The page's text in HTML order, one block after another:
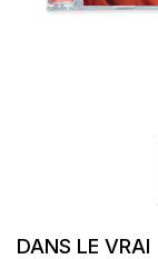
DANS LE VRAI